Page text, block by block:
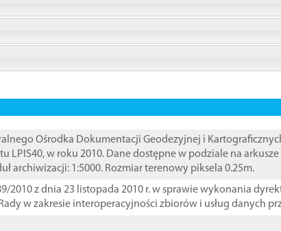
Ośrodka Dokumentacji Geodezyjnej i
LPIS40, w roku 2010. Dane dostępne w podziale na arkusze
archiwizacji: 1:5000. Rozmiar terenowy piksela 0.25m.
2010 z dnia 23 listopada 2010 r. w sprawie wykonania
w zakresie interoperacyjności zbiorów i usług danych